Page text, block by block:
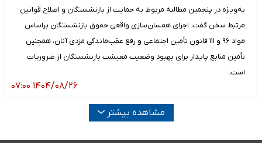
به‌ویژه در پنجمین مطالبه مربوط به حمایت از بازنشستگان و اصلاح قوانین
مرتبط سخن گفت. اجرای همسان‌سازی واقعی حقوق بازنشستگان براساس
مواد ۹۶ و ۱۱۱ قانون تأمین اجتماعی و رفع عقب‌ماندگی مزدی آنان، همچنین
تأمین منابع پایدار برای بهبود وضعیت معیشت بازنشستگان از ضروریات
است.
۱۴۰۴/۰۸/۲۶ ۰۷:۰۰
مشاهده بیشتر